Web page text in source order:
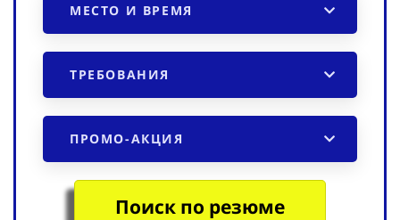
МЕСТО И ВРЕМЯ
ТРЕБОВАНИЯ
ПРОМО-АКЦИЯ
Поиск по резюме